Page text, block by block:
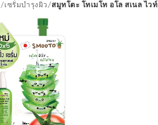
/เซรั่มบำรุงผิว/สมูทโตะ โทเมโท อโล สเนล ไว